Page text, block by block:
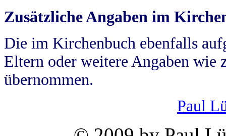
Zusätzliche Angaben im
Die im Kirchenbuch ebenfalls
Eltern oder weitere Angaben wie
übernommen.
Paul